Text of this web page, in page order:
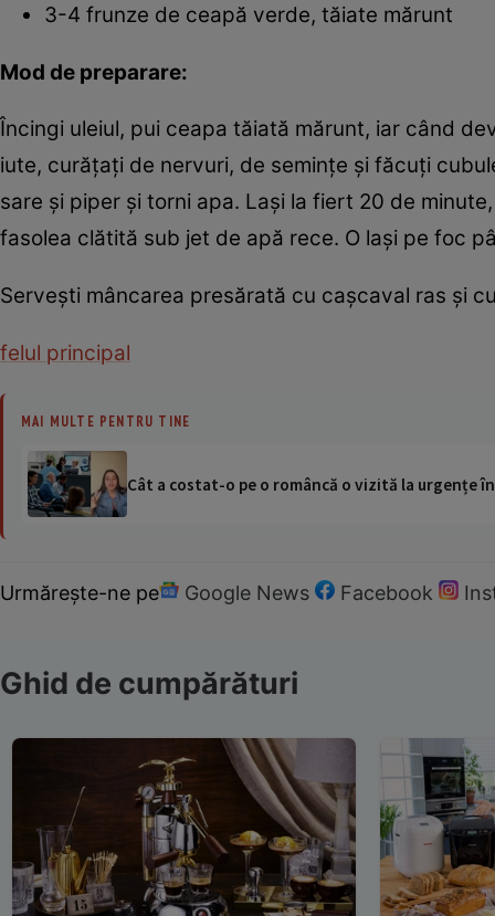
3-4 frunze de ceapă verde, tăiate mărunt
Mod de preparare:
Încingi uleiul, pui ceapa tăiată mărunt, iar când
iute, curăţaţi de nervuri, de seminţe şi făcuţi
sare şi piper şi torni apa. Laşi la fiert 20 de
fasolea clătită sub jet de apă rece. O laşi pe foc
Serveşti mâncarea presărată cu caşcaval ras şi
felul principal
MAI MULTE PENTRU TINE
Cât a costat-o pe o româncă o vizită la urgențe
Urmărește-ne pe Google News Facebook
Ghid de cumpărături